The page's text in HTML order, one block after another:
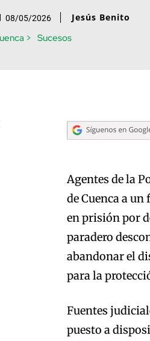
08/05/2026 Jesús Benito
> Sucesos
Agentes de la
de Cuenca a
en prisión por
paradero
abandonar el
para la
Fuentes
puesto a